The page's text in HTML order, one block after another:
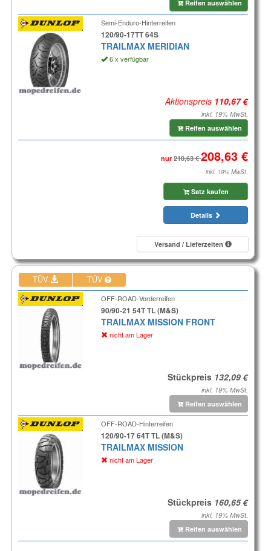
Reifen auswählen
Semi-Enduro-Hinterreifen
120/90-17TT 64S
TRAILMAX MERIDIAN
6 x verfügbar
Aktionspreis
inkl. 19% MwSt.
Reifen auswählen
nur
inkl. 19% MwSt.
Satz kaufen
Details
Versand / Lieferzeiten
TÜV TÜV
OFF-ROAD-Vorderreifen
90/90-21 54T TL (M&S)
TRAILMAX MISSION FRONT
nicht am Lager
Stückpreis
inkl. 19% MwSt.
Reifen auswählen
OFF-ROAD-Hinterreifen
120/90-17 64T TL (M&S)
TRAILMAX MISSION
nicht am Lager
Stückpreis
inkl. 19% MwSt.
Reifen auswählen